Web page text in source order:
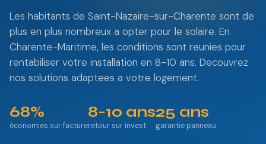
Les habitants de Saint-Nazaire-sur-Charente sont de
plus en plus nombreux a opter pour le solaire. En
Charente-Maritime, les conditions sont reunies pour
rentabiliser votre installation en 8-10 ans. Decouvrez
nos solutions adaptees a votre logement.
68%
économies sur facture
8-10 ans
retour sur invest.
25 ans
garantie panneau